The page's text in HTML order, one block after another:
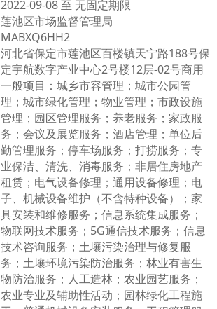
2022-09-08 至 无固定期限
莲池区市场监督管理局
MABXQ6HH2
河北省保定市莲池区百楼镇天宁路188号保
定宇航数字产业中心2号楼12层-02号商用
一般项目：城乡市容管理；城市公园管
理；城市绿化管理；物业管理；市政设施
管理；园区管理服务；养老服务；家政服
务；会议及展览服务；酒店管理；单位后
勤管理服务；停车场服务；打捞服务；专
业保洁、清洗、消毒服务；非居住房地产
租赁；电气设备修理；通用设备修理；电
子、机械设备维护（不含特种设备）；家
具安装和维修服务；信息系统集成服务；
物联网技术服务；5G通信技术服务；信息
技术咨询服务；土壤污染治理与修复服
务；土壤环境污染防治服务；林业有害生
物防治服务；人工造林；农业园艺服务；
农业专业及辅助性活动；园林绿化工程施